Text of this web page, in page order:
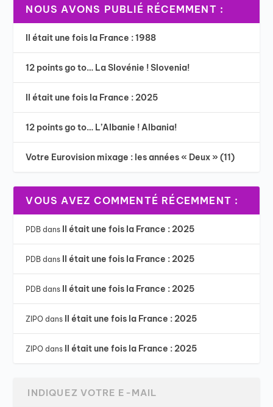
NOUS AVONS PUBLIÉ RÉCEMMENT :
Il était une fois la France : 1988
12 points go to… La Slovénie ! Slovenia!
Il était une fois la France : 2025
12 points go to… L’Albanie ! Albania!
Votre Eurovision mixage : les années « Deux » (11)
VOUS AVEZ COMMENTÉ RÉCEMMENT :
PDB dans Il était une fois la France : 2025
PDB dans Il était une fois la France : 2025
PDB dans Il était une fois la France : 2025
ZIPO dans Il était une fois la France : 2025
ZIPO dans Il était une fois la France : 2025